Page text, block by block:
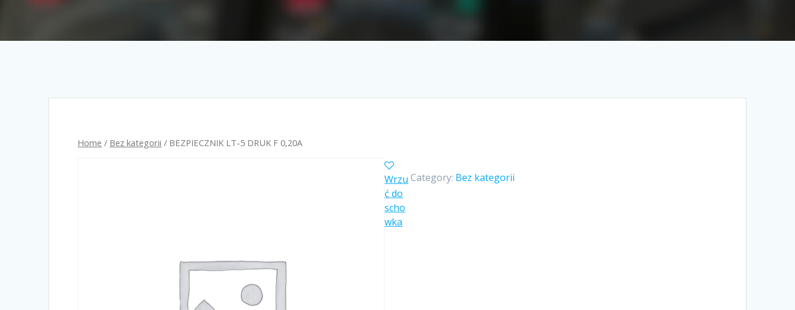
Home / Bez kategorii / BEZPIECZNIK LT-5 DRUK F 0,20A
Category: Bez kategorii
Wrzu
ć do
scho
wka